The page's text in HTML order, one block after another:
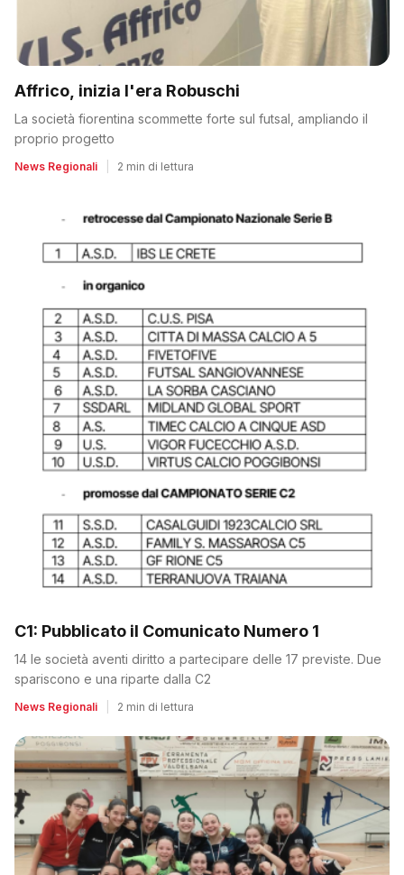
Affrico, inizia l'era Robuschi
La società fiorentina scommette forte sul futsal, ampliando il
proprio progetto
News Regionali 2 min di lettura
C1: Pubblicato il Comunicato Numero 1
14 le società aventi diritto a partecipare delle 17 previste. Due
spariscono e una riparte dalla C2
News Regionali 2 min di lettura